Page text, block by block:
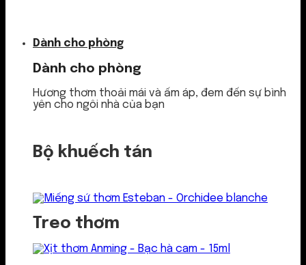
Dành cho phòng
Dành cho phòng
Hương thơm thoải mái và ấm áp, đem đến sự bình
yên cho ngôi nhà của bạn
Bộ khuếch tán
Treo thơm